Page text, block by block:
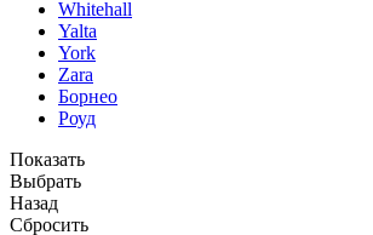
Whitehall
Yalta
York
Zara
Борнео
Роуд
Показать
Выбрать
Назад
Сбросить